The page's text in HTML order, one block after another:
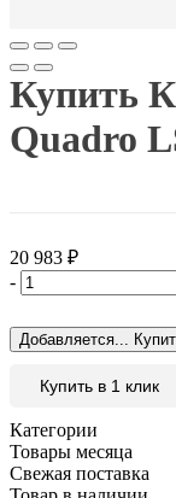
Купить
Quadro
20 983 ₽
-
Добавляется...
Купить в 1 клик
Категории
Товары месяца
Свежая поставка